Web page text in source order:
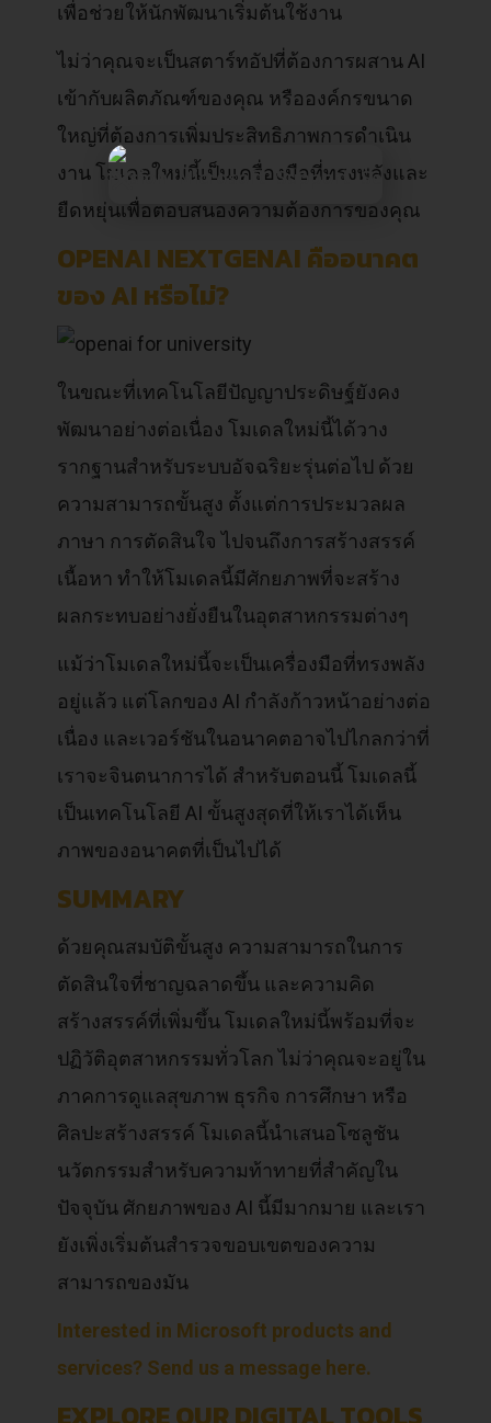
เพื่อช่วยให้นักพัฒนาเริ่มต้นใช้งาน
ไม่ว่าคุณจะเป็นสตาร์ทอัปที่ต้องการผสาน AI
เข้ากับผลิตภัณฑ์ของคุณ หรือองค์กรขนาด
ใหญ่ที่ต้องการเพิ่มประสิทธิภาพการดำเนิน
งาน โมเดลใหม่นี้เป็นเครื่องมือที่ทรงพลังและ
ยืดหยุ่นเพื่อตอบสนองความต้องการของคุณ
OPENAI NEXTGENAI คืออนาคต
ของ AI หรือไม่?
ในขณะที่เทคโนโลยีปัญญาประดิษฐ์ยังคง
พัฒนาอย่างต่อเนื่อง โมเดลใหม่นี้ได้วาง
รากฐานสำหรับระบบอัจฉริยะรุ่นต่อไป ด้วย
ความสามารถขั้นสูง ตั้งแต่การประมวลผล
ภาษา การตัดสินใจ ไปจนถึงการสร้างสรรค์
เนื้อหา ทำให้โมเดลนี้มีศักยภาพที่จะสร้าง
ผลกระทบอย่างยั่งยืนในอุตสาหกรรมต่างๆ
แม้ว่าโมเดลใหม่นี้จะเป็นเครื่องมือที่ทรงพลัง
อยู่แล้ว แต่โลกของ AI กำลังก้าวหน้าอย่างต่อ
เนื่อง และเวอร์ชันในอนาคตอาจไปไกลกว่าที่
เราจะจินตนาการได้ สำหรับตอนนี้ โมเดลนี้
เป็นเทคโนโลยี AI ขั้นสูงสุดที่ให้เราได้เห็น
ภาพของอนาคตที่เป็นไปได้
SUMMARY
ด้วยคุณสมบัติขั้นสูง ความสามารถในการ
ตัดสินใจที่ชาญฉลาดขึ้น และความคิด
สร้างสรรค์ที่เพิ่มขึ้น โมเดลใหม่นี้พร้อมที่จะ
ปฏิวัติอุตสาหกรรมทั่วโลก ไม่ว่าคุณจะอยู่ใน
ภาคการดูแลสุขภาพ ธุรกิจ การศึกษา หรือ
ศิลปะสร้างสรรค์ โมเดลนี้นำเสนอโซลูชัน
นวัตกรรมสำหรับความท้าทายที่สำคัญใน
ปัจจุบัน ศักยภาพของ AI นี้มีมากมาย และเรา
ยังเพิ่งเริ่มต้นสำรวจขอบเขตของความ
สามารถของมัน
Interested in Microsoft products and
services? Send us a message here.